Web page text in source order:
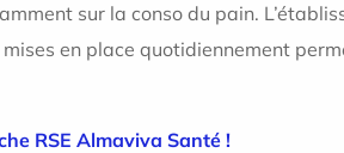
sur la conso du pain.
en place quotidiennement
RSE Almaviva Santé !